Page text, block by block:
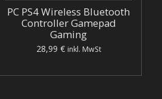
PC PS4 Wireless Bluetooth
Controller Gamepad
Gaming
28,99 € inkl. MwSt